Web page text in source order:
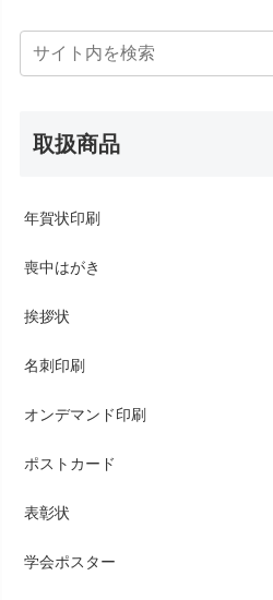
取扱商品
年賀状印刷
喪中はがき
挨拶状
名刺印刷
オンデマンド印刷
ポストカード
表彰状
学会ポスター